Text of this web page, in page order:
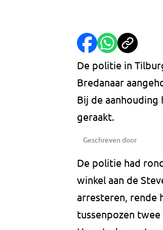
De politie in
Bredanaar
Bij de
geraakt.
Geschreven door
De politie had
winkel aan de
arresteren, rende
tussenpozen